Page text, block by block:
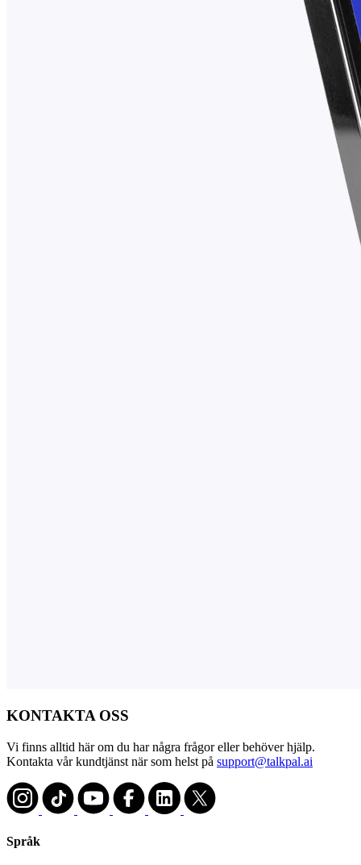
KONTAKTA OSS
Vi finns alltid här om du har några frågor eller behöver hjälp.
Kontakta vår kundtjänst när som helst på support@talkpal.ai
Språk